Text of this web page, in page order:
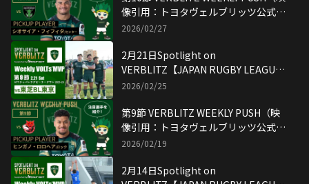
像引用：トヨタヴェルブリッツ公式
YouTubeチャンネル）
2026/02/27
2月21日Spotlight on
VERBLITZ【JAPAN RUGBY LEAGUE
ONE】映像引用：トヨタヴェルブリッ
2026/02/25
第9節 VERBLITZ WEEKLY PUSH（映
像引用：トヨタヴェルブリッツ公式
YouTubeチャンネル）
2026/02/19
2月14日Spotlight on